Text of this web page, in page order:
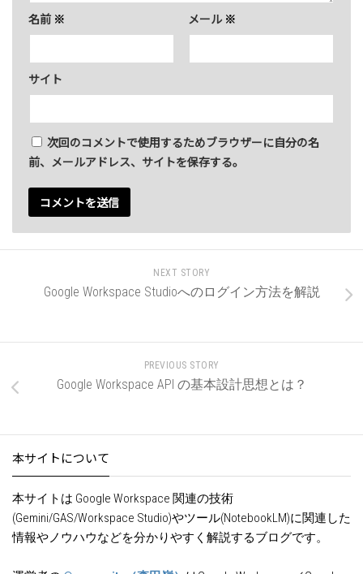
名前 ※ メール ※
サイト
次回のコメントで使用するためブラウザーに自分の名
前、メールアドレス、サイトを保存する。
NEXT STORY
Google Workspace Studioへのログイン方法を解説
PREVIOUS STORY
Google Workspace API の基本設計思想とは？
本サイトについて
本サイトは Google Workspace 関連の技術
(Gemini/GAS/Workspace Studio)やツール(NotebookLM)に関連した
情報やノウハウなどを分かりやすく解説するブログです。